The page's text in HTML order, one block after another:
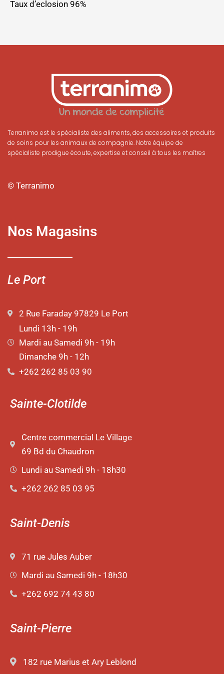
Taux d’eclosion 96%
Terranimo est le spécialiste des aliments, des accessoires et produits
de soins pour les animaux de compagnie. Notre équipe de
spécialiste prodigue écoute, expertise et conseil à tous les maîtres
© Terranimo
Nos Magasins
Le Port
2 Rue Faraday 97829 Le Port
Lundi 13h - 19h
Mardi au Samedi 9h - 19h
Dimanche 9h - 12h
+262 262 85 03 90
Sainte-Clotilde
Centre commercial Le Village
69 Bd du Chaudron
Lundi au Samedi 9h - 18h30
+262 262 85 03 95
Saint-Denis
71 rue Jules Auber
Mardi au Samedi 9h - 18h30
+262 692 74 43 80
Saint-Pierre
182 rue Marius et Ary Leblond